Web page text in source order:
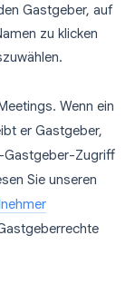
Gastgeber, auf
zu klicken
Wenn ein
er Gastgeber,
Gastgeber-Zugriff
Sie unseren